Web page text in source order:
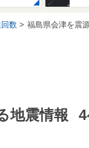
数 福島県会津を震
地震情報